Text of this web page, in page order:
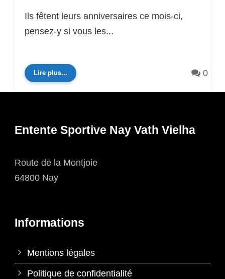
Ils fêtent leurs anniversaires ce mois-ci,
pensez-y si vous les...
Lire plus... 0
Entente Sportive Nay Vath Vielha
Route de la Montjoie
64800 Nay
Informations
Mentions légales
Politique de confidentialité